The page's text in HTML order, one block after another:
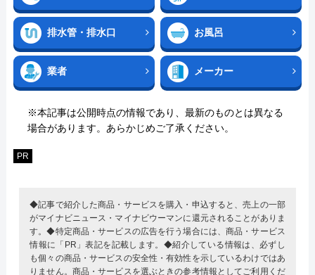
排水管・排水口 お風呂
業者 メーカー
※本記事は公開時点の情報であり、最新のものとは異なる
場合があります。あらかじめご了承ください。
PR
◆記事で紹介した商品・サービスを購入・申込すると、売上の一部
がマイナビニュース・マイナビウーマンに還元されることがありま
す。◆特定商品・サービスの広告を行う場合には、商品・サービス
情報に「PR」表記を記載します。◆紹介している情報は、必ずし
も個々の商品・サービスの安全性・有効性を示しているわけではあ
りません。商品・サービスを選ぶときの参考情報としてご利用くだ